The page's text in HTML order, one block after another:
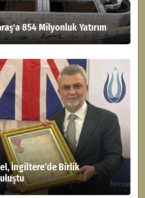
854 Milyonluk Yatırım
İngiltere’de Birlik